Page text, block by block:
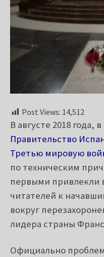
Post Views: 14,512
В августе 2018 года,
Правительство
Третью мировую
по техническим
первыми привлекли
читателей к
вокруг п
лидера страны
Официально